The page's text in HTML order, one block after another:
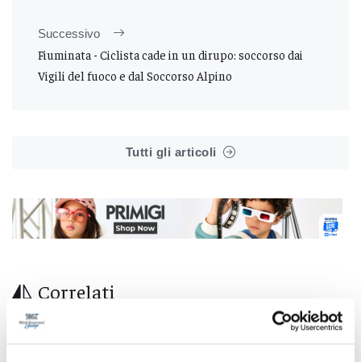
Successivo
Fiuminata - Ciclista cade in un dirupo: soccorso dai
Vigili del fuoco e dal Soccorso Alpino
Tutti gli articoli
Correlati